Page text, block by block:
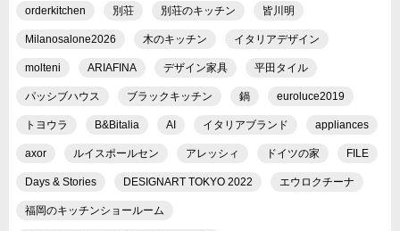
orderkitchen 別荘 別荘のキッチン 皆川明
Milanosalone2026 木のキッチン イタリアデザイン
molteni ARIAFINA デザイン家具 平田タイル
パッシブハウス ブラックキッチン 鍋 euroluce2019
トヨウラ B&Bitalia AI イタリアブランド appliances
axor ルイスポールセン アレッシィ ドイツの家 FILE
Days & Stories DESIGNART TOKYO 2022 エウロクチーナ
福岡のキッチンショールーム